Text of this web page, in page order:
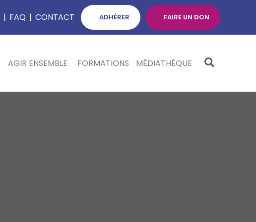
| FAQ | CONTACT ADHÉRER FAIRE UN DON
AGIR ENSEMBLE FORMATIONS MÉDIATHÈQUE